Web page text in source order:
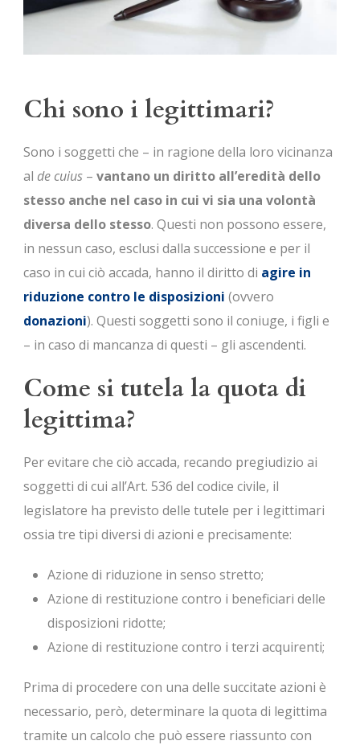
Chi sono i legittimari?
Sono i soggetti che – in ragione della loro vicinanza
al de cuius – vantano un diritto all’eredità dello
stesso anche nel caso in cui vi sia una volontà
diversa dello stesso. Questi non possono essere,
in nessun caso, esclusi dalla successione e per il
caso in cui ciò accada, hanno il diritto di agire in
riduzione contro le disposizioni (ovvero
donazioni). Questi soggetti sono il coniuge, i figli e
– in caso di mancanza di questi – gli ascendenti.
Come si tutela la quota di
legittima?
Per evitare che ciò accada, recando pregiudizio ai
soggetti di cui all’Art. 536 del codice civile, il
legislatore ha previsto delle tutele per i legittimari
ossia tre tipi diversi di azioni e precisamente:
Azione di riduzione in senso stretto;
Azione di restituzione contro i beneficiari delle
disposizioni ridotte;
Azione di restituzione contro i terzi acquirenti;
Prima di procedere con una delle succitate azioni è
necessario, però, determinare la quota di legittima
tramite un calcolo che può essere riassunto con